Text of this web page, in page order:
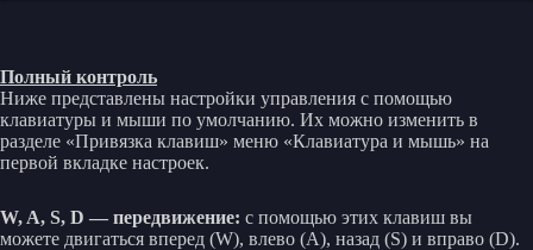
Полный контроль
Ниже представлены настройки управления с помощью
клавиатуры и мыши по умолчанию. Их можно изменить в
разделе «Привязка клавиш» меню «Клавиатура и мышь» на
первой вкладке настроек.
W, A, S, D — передвижение: с помощью этих клавиш вы
можете двигаться вперед (W), влево (A), назад (S) и вправо (D).